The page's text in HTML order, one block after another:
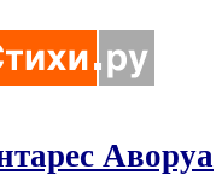
Аворуа